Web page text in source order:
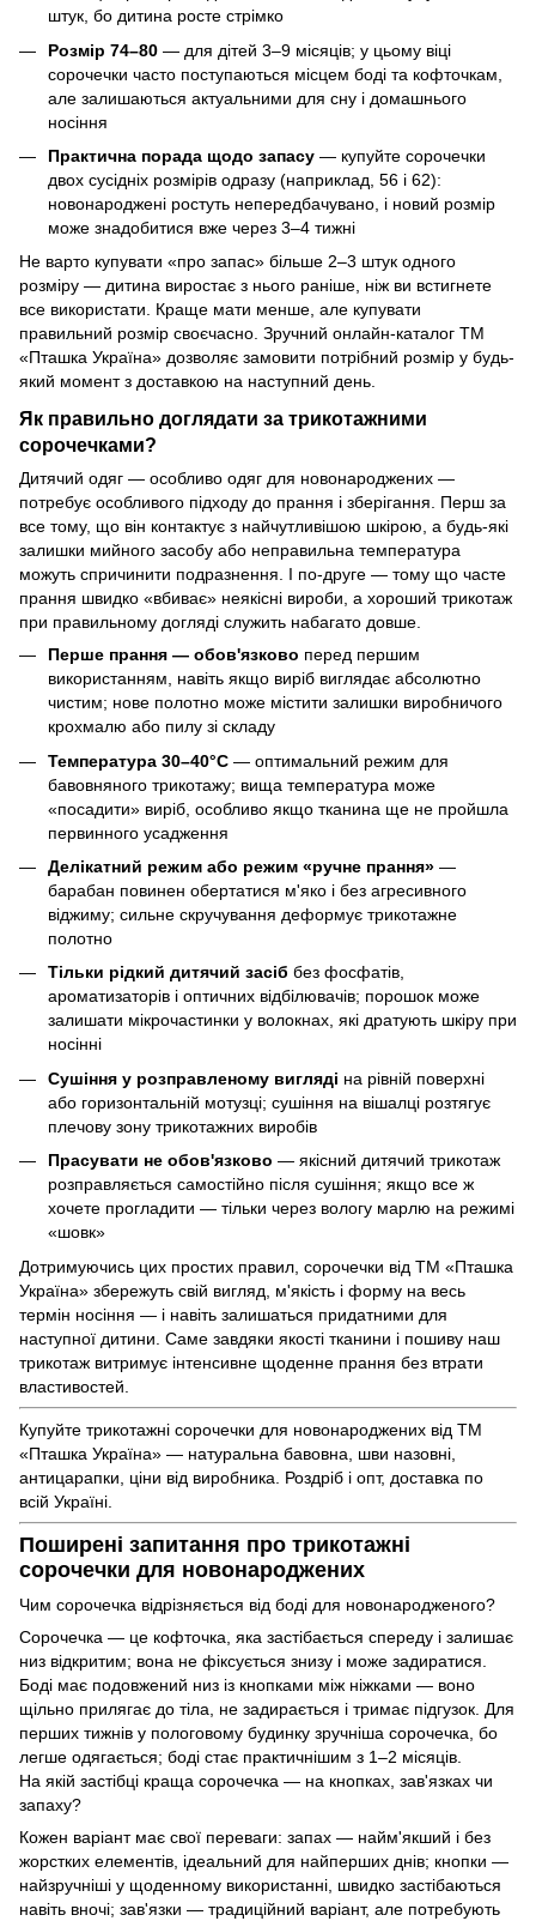
штук, бо дитина росте стрімко
Розмір 74–80 — для дітей 3–9 місяців; у цьому віці
сорочечки часто поступаються місцем боді та кофточкам,
але залишаються актуальними для сну і домашнього
носіння
Практична порада щодо запасу — купуйте сорочечки
двох сусідніх розмірів одразу (наприклад, 56 і 62):
новонароджені ростуть непередбачувано, і новий розмір
може знадобитися вже через 3–4 тижні
Не варто купувати «про запас» більше 2–3 штук одного
розміру — дитина виростає з нього раніше, ніж ви встигнете
все використати. Краще мати менше, але купувати
правильний розмір своєчасно. Зручний онлайн-каталог ТМ
«Пташка Україна» дозволяє замовити потрібний розмір у будь-
який момент з доставкою на наступний день.
Як правильно доглядати за трикотажними
сорочечками?
Дитячий одяг — особливо одяг для новонароджених —
потребує особливого підходу до прання і зберігання. Перш за
все тому, що він контактує з найчутливішою шкірою, а будь-які
залишки мийного засобу або неправильна температура
можуть спричинити подразнення. І по-друге — тому що часте
прання швидко «вбиває» неякісні вироби, а хороший трикотаж
при правильному догляді служить набагато довше.
Перше прання — обов'язково перед першим
використанням, навіть якщо виріб виглядає абсолютно
чистим; нове полотно може містити залишки виробничого
крохмалю або пилу зі складу
Температура 30–40°C — оптимальний режим для
бавовняного трикотажу; вища температура може
«посадити» виріб, особливо якщо тканина ще не пройшла
первинного усадження
Делікатний режим або режим «ручне прання» —
барабан повинен обертатися м'яко і без агресивного
віджиму; сильне скручування деформує трикотажне
полотно
Тільки рідкий дитячий засіб без фосфатів,
ароматизаторів і оптичних відбілювачів; порошок може
залишати мікрочастинки у волокнах, які дратують шкіру при
носінні
Сушіння у розправленому вигляді на рівній поверхні
або горизонтальній мотузці; сушіння на вішалці розтягує
плечову зону трикотажних виробів
Прасувати не обов'язково — якісний дитячий трикотаж
розправляється самостійно після сушіння; якщо все ж
хочете прогладити — тільки через вологу марлю на режимі
«шовк»
Дотримуючись цих простих правил, сорочечки від ТМ «Пташка
Україна» збережуть свій вигляд, м'якість і форму на весь
термін носіння — і навіть залишаться придатними для
наступної дитини. Саме завдяки якості тканини і пошиву наш
трикотаж витримує інтенсивне щоденне прання без втрати
властивостей.
Купуйте трикотажні сорочечки для новонароджених від ТМ
«Пташка Україна» — натуральна бавовна, шви назовні,
антицарапки, ціни від виробника. Роздріб і опт, доставка по
всій Україні.
Поширені запитання про трикотажні
сорочечки для новонароджених
Чим сорочечка відрізняється від боді для новонародженого?
Сорочечка — це кофточка, яка застібається спереду і залишає
низ відкритим; вона не фіксується знизу і може задиратися.
Боді має подовжений низ із кнопками між ніжками — воно
щільно прилягає до тіла, не задирається і тримає підгузок. Для
перших тижнів у пологовому будинку зручніша сорочечка, бо
легше одягається; боді стає практичнішим з 1–2 місяців.
На якій застібці краща сорочечка — на кнопках, зав'язках чи
запаху?
Кожен варіант має свої переваги: запах — найм'якший і без
жорстких елементів, ідеальний для найперших днів; кнопки —
найзручніші у щоденному використанні, швидко застібаються
навіть вночі; зав'язки — традиційний варіант, але потребують